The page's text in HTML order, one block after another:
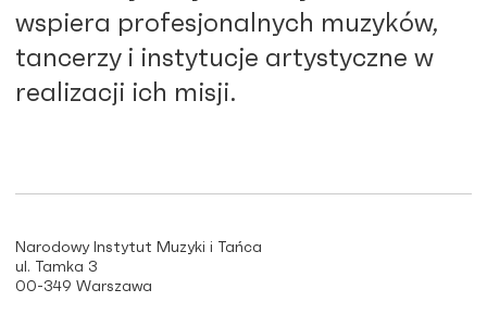
wspiera profesjonalnych muzyków,
tancerzy i instytucje artystyczne w
realizacji ich misji.
Narodowy Instytut Muzyki i Tańca
ul. Tamka 3
00-349 Warszawa